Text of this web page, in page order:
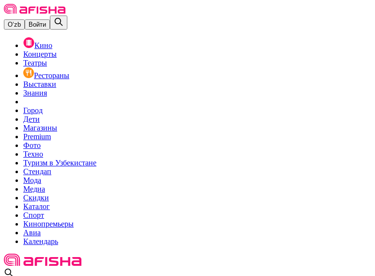
O‘zb Войти
Кино
Концерты
Театры
Рестораны
Выставки
Знания
Город
Дети
Магазины
Premium
Фото
Техно
Туризм в Узбекистане
Стендап
Мода
Медиа
Скидки
Каталог
Спорт
Кинопремьеры
Авиа
Календарь